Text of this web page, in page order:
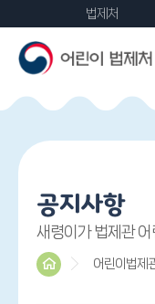
법제처
공지사항
새령이가 법제관
어린이법제